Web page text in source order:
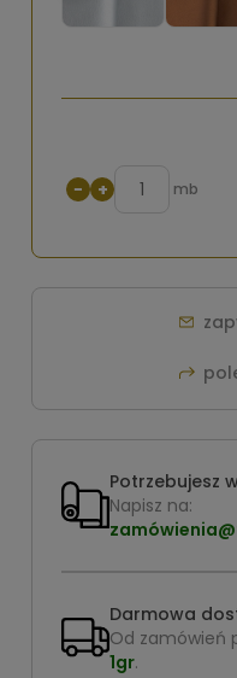
− + mb
Potrzebujesz
Napisz na:
Darmowa
Od zamówień
1gr.